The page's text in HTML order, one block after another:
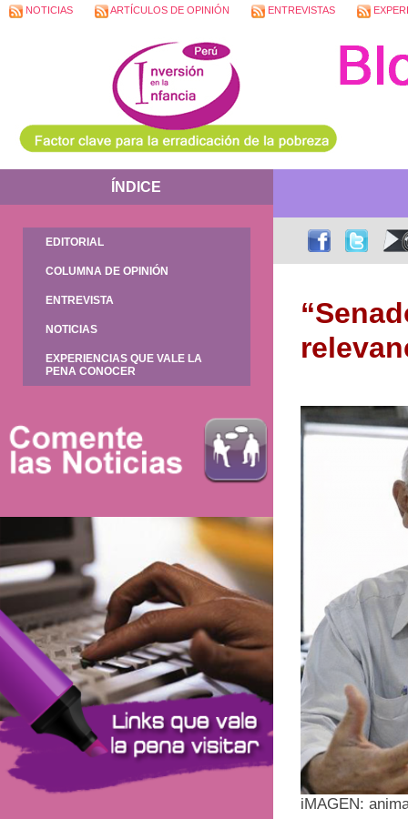
NOTICIAS ARTÍCULOS DE OPINIÓN ENTREVISTAS
ÍNDICE
EDITORIAL
COLUMNA DE OPINIÓN
ENTREVISTA
NOTICIAS
EXPERIENCIAS QUE VALE LA
PENA CONOCER
iMAGEN: